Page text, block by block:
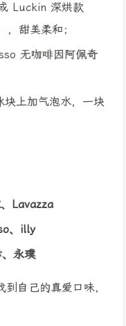
Luckin 深烘款
甜美柔和；
无咖啡因阿佩奇
块上加气泡水，一块
、Lavazza
、illy
永璞
自己的真爱口味，